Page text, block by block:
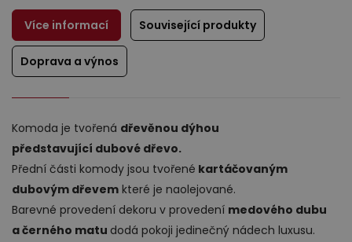
Více informací Související produkty
Doprava a výnos
Komoda je tvořená dřevěnou dýhou
představující dubové dřevo.
Přední části komody jsou tvořené kartáčovaným
dubovým dřevem které je naolejované.
Barevné provedení dekoru v provedení medového dubu
a černého matu dodá pokoji jedinečný nádech luxusu.